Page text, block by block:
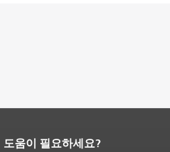
페이지 내용 끝입니다.이 페이지의 나
도움이 필요하세요?